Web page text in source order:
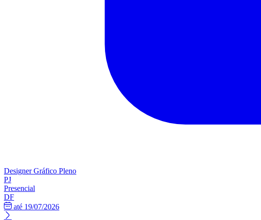
Designer Gráfico Pleno
PJ
Presencial
DF
até 19/07/2026